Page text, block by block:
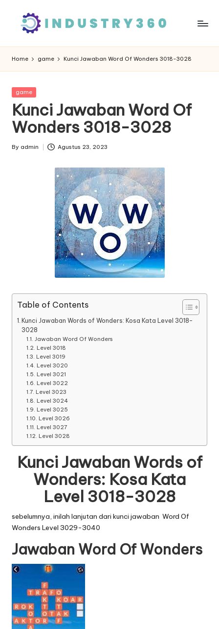
Home game Kunci Jawaban Word Of Wonders 3018-3028
Posted
game
Kunci Jawaban Word Of
Wonders 3018-3028
Posted
By admin Agustus 23, 2023
Table of Contents
Kunci Jawaban Words of Wonders: Kosa Kata Level 3018-
3028
Jawaban Word Of Wonders
Level 3018
Level 3019
Level 3020
Level 3021
Level 3022
Level 3023
Level 3024
Level 3025
Level 3026
Level 3027
Level 3028
Kunci Jawaban Words of
Wonders: Kosa Kata
Level 3018-3028
sebelumnya, inilah lanjutan dari kunci jawaban Word Of
Wonders Level 3029-3040
Jawaban Word Of Wonders